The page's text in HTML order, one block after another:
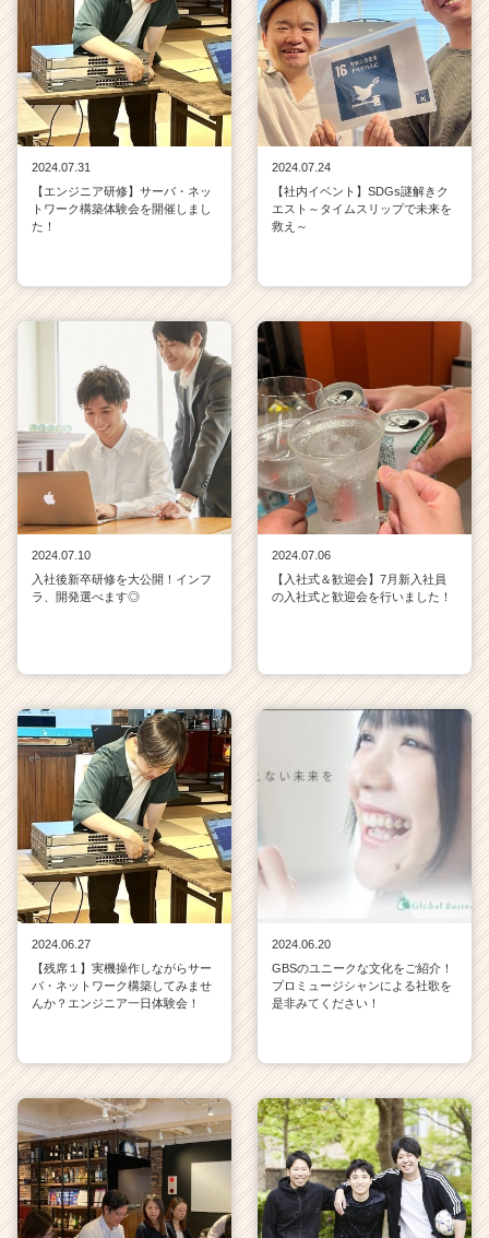
2024.07.31
【エンジニア研修】サーバ・ネッ
トワーク構築体験会を開催しまし
た！
2024.07.24
【社内イベント】SDGs謎解きク
エスト～タイムスリップで未来を
救え～
2024.07.10
入社後新卒研修を大公開！インフ
ラ、開発選べます◎
2024.07.06
【入社式＆歓迎会】7月新入社員
の入社式と歓迎会を行いました！
2024.06.27
【残席１】実機操作しながらサー
バ・ネットワーク構築してみませ
んか？エンジニア一日体験会！
2024.06.20
GBSのユニークな文化をご紹介！
プロミュージシャンによる社歌を
是非みてください！